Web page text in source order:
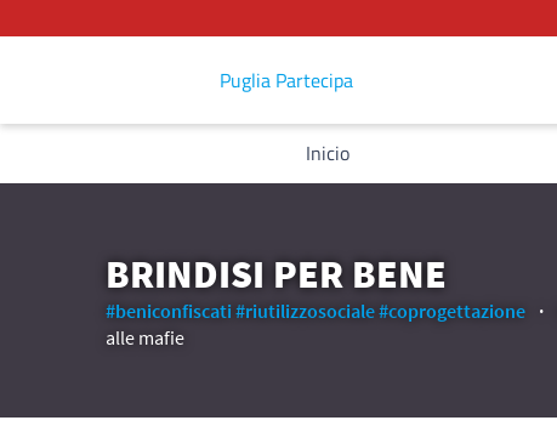
Puglia Partecipa
Inicio
BRINDISI PER BENE
#beniconfiscati #riutilizzosociale#coprogettazione
alle mafie